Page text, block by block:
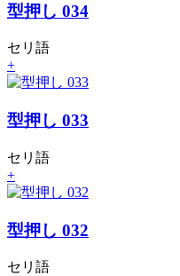
型押し 034
セリ語
+
型押し 033
セリ語
+
型押し 032
セリ語